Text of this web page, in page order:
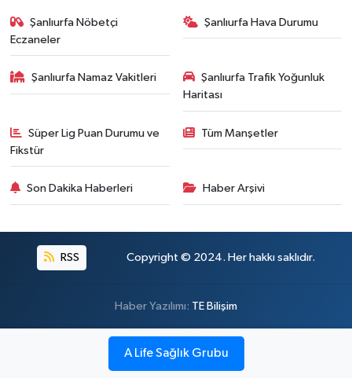
Şanlıurfa Nöbetçi
Eczaneler
Şanlıurfa Hava Durumu
Şanlıurfa Namaz Vakitleri
Şanlıurfa Trafik Yoğunluk
Haritası
Süper Lig Puan Durumu ve
Fikstür
Tüm Manşetler
Son Dakika Haberleri Haber Arşivi
RSS Copyright © 2024. Her hakkı saklıdır.
Haber Yazılımı: TE Bilişim
A Life Sağlık Grubu